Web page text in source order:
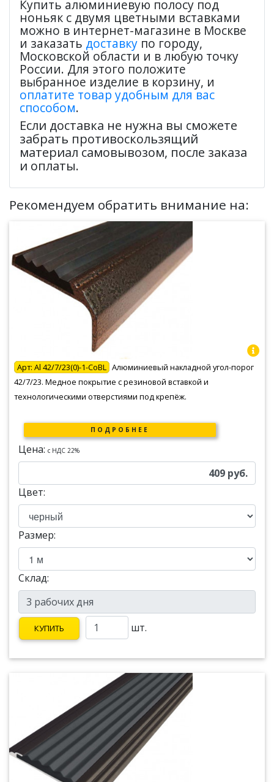
Купить алюминиевую полосу под
ноньяк с двумя цветными вставками
можно в интернет-магазине в Москве
и заказать доставку по городу,
Московской области и в любую точку
России. Для этого положите
выбранное изделие в корзину, и
оплатите товар удобным для вас
способом.
Если доставка не нужна вы сможете
забрать противоскользящий
материал самовывозом, после заказа
и оплаты.
Рекомендуем обратить внимание на:
Арт: Al 42/7/23(0)-1-CoBL Алюминиевый накладной угол-порог
42/7/23. Медное покрытие с резиновой вставкой и
технологическими отверстиями под крепёж.
ПОДРОБНЕЕ
Цена: c НДС 22%
409 руб.
Цвет:
Размер:
Склад:
КУПИТЬ шт.